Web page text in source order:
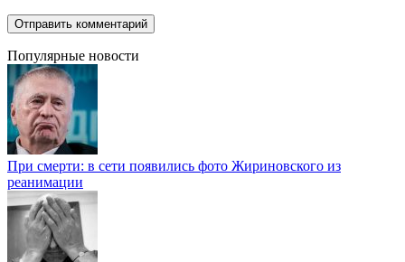
Популярные новости
При смерти: в сети появились фото Жириновского из
реанимации